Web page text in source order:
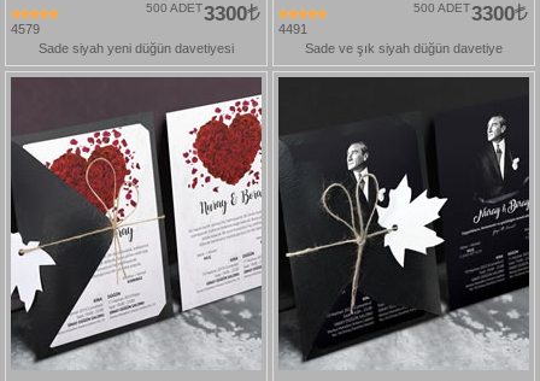
4579
3300
500 ADET
Sade siyah yeni düğün davetiyesi
4491
3300
500 ADET
Sade ve şık siyah düğün davetiye